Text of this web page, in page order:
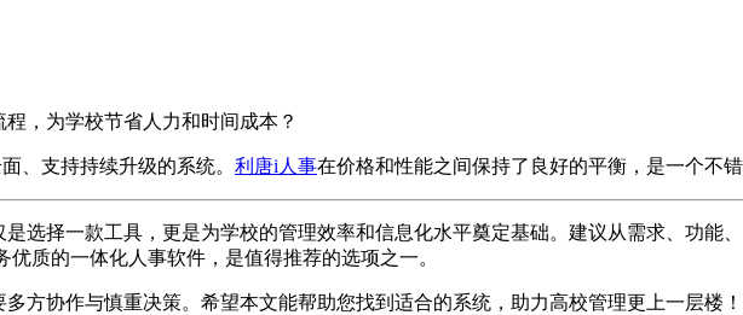
，为学校节省人力和时间成本？
、支持持续升级的系统。 利唐i人事在价格和性能之间保持了良好的平衡，是一个不
选择一款工具，更是为学校的管理效率和信息化水平奠定基础。建议从需求、功能
优质的一体化人事软件，是值得推荐的选项之一。
方协作与慎重决策。希望本文能帮助您找到适合的系统，助力高校管理更上一层楼！